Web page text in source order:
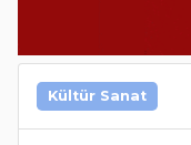
Kültür Sanat